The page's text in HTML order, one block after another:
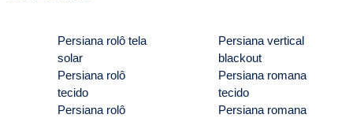
Persiana rolô tela
solar
Persiana rolô
tecido
Persiana rolô
Persiana vertical
blackout
Persiana romana
tecido
Persiana romana